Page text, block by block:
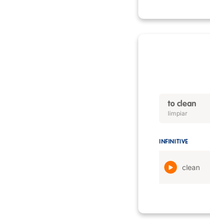
to clean
limpiar
INFINITIVE
clean